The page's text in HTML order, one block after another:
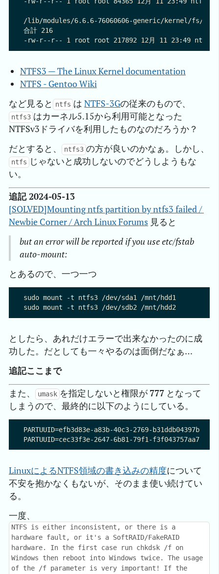
/lib/modules/6.6.6-76060606-generic/kernel/fs/
合計 216
NTFS3 — The Linux Kernel documentation
NTFS - Gentoo Wiki
など見ると
ntfs はNTFS-3Gの従来のもので、
ntfs3 はカーネル5.15から利用可能となった
NTFSv3ドライバを利用したものなのだろうか？
だとすると、
ntfs3 の方が良いのかなぁ。しかし、
ntfs
じゃないと成功しないのでどうしようもな
い。
追記 2024-05-13
[SOLVED]Mounting ntfs partition by ntfs3 failed /
Newbie Corner / Arch Linux Forums 見ると
but an error will be reported if you use etc/fstab
auto-mount:
とあるので、一つ一つ
sudo mount -t ntfs3 /dev/sda1 /mnt/hdd1
としたら、あれだけエラーで出来なかったのに成
功した。だとしても一々やるのは面倒だなぁ…
追記ここまで
また、
umask を指定しないと権限が 777 となって
しまうので、最終的に以下のようにしている。
PARTUUID=efb3d83e-a83b-40c3-2769-
LinuxによるNTFS領域の書き込みの精度について
不安を抱かなくもないが、そのまま使い続けてい
る。
一度、
NTFS is either inconsistent, or there is a
hardware fault, or it's a SoftRAID/FakeRAID
hardware. In the first case run chkdsk /f on
Windows then reboot into Windows twice. The usage
of the /f parameter is very important! If the